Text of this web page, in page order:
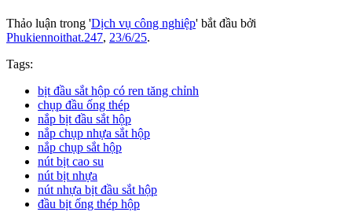
Thảo luận trong 'Dịch vụ công nghiệp' bắt đầu bởi
Phukiennoithat.247, 23/6/25.
Tags:
bịt đầu sắt hộp có ren tăng chỉnh
chụp đầu ống thép
nắp bịt đầu sắt hộp
nắp chụp nhựa sắt hộp
nắp chụp sắt hộp
nút bịt cao su
nút bịt nhựa
nút nhựa bịt đầu sắt hộp
đầu bịt ống thép hộp